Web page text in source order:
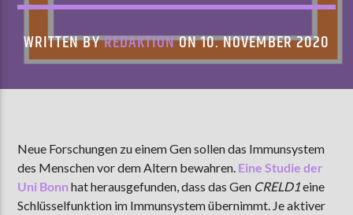
THE WHOLE SHEBANG
AGASSI
WRITTEN BYREDAKTIONON 10. NOVEMBER 2020
Neue Forschungen zu einem Gen sollen das Immunsystem
des Menschen vor dem Altern bewahren. Eine Studie der
Uni Bonn hat herausgefunden, dass das Gen CRELD1eine
Schlüsselfunktion im Immunsystem übernimmt. Je aktiver